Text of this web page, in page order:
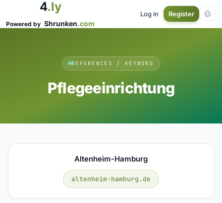
4.ly
Powered by Shrunken.com
Log in Register
REFERENCES / KEYWORD
Pflegeeinrichtung
Altenheim-Hamburg
altenheim-hamburg.de